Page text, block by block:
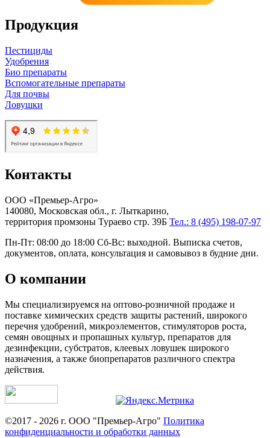
Продукция
Пестициды
Удобрения
Био препараты
Вспомогательные препараты
Для почвы
Ловушки
Контакты
ООО «Премьер-Агро»
140080, Московская обл., г. Лыткарино,
территория промзоны Тураево стр. 39Б Тел.: 8 (495) 198-07-97
Пн-Пт: 08:00 до 18:00 Сб-Вс: выходной. Выписка счетов,
документов, оплата, консультация и самовывоз в будние дни.
О компании
Мы специализируемся на оптово-розничной продаже и
поставке химических средств защиты растений, широкого
перечня удобрений, микроэлементов, стимуляторов роста,
семян овощных и пропашных культур, препаратов для
дезинфекции, субстратов, клеевых ловушек широкого
назначения, а также биопрепаратов различного спектра
действия.
©2017 - 2026 г. ООО "Премьер-Агро" Политика
конфиденциальности и обработки данных